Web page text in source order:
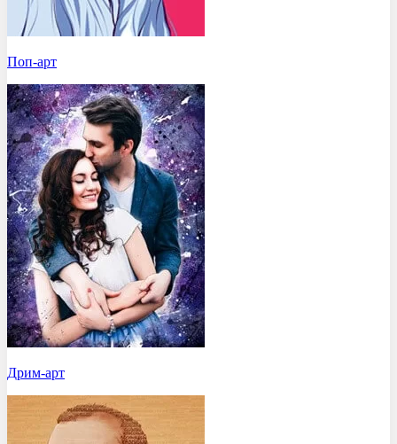
Поп-арт
Дрим-арт